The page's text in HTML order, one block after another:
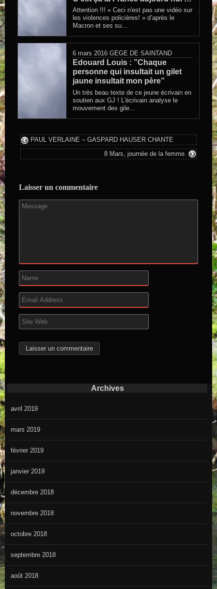
Attention !!! « Ceci n'est pas une vidéo sur
les violences policières! » d’après le
Macron et ses su...
6 mars 2016 GEGE DE SAINTAND
Edouard Louis : ”Chaque
personne qui insultait un gilet
jaune insultait mon père”
Un très beau texte de ce jeune écrivain en
soutien aux GJ ! L'écrivain analyse le
mouvement des gile...
PAUL VERLAINE – GASPARD HAUSER CHANTE
8 Mars, journée de la femme.
Laisser un commentaire
Archives
avril 2019
mars 2019
février 2019
janvier 2019
décembre 2018
novembre 2018
octobre 2018
septembre 2018
août 2018